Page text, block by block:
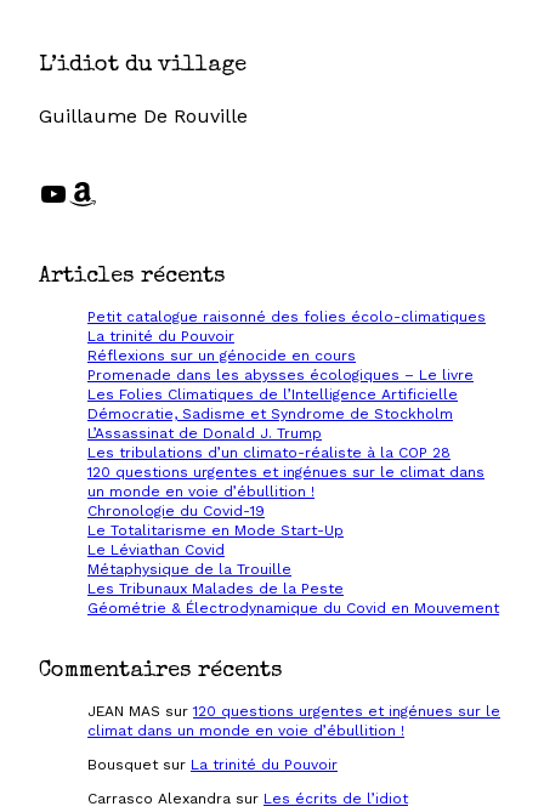
L’idiot du village
Guillaume De Rouville
YouTube Amazon
Articles récents
Petit catalogue raisonné des folies écolo-climatiques
La trinité du Pouvoir
Réflexions sur un génocide en cours
Promenade dans les abysses écologiques – Le livre
Les Folies Climatiques de l’Intelligence Artificielle
Démocratie, Sadisme et Syndrome de Stockholm
L’Assassinat de Donald J. Trump
Les tribulations d’un climato-réaliste à la COP 28
120 questions urgentes et ingénues sur le climat dans
un monde en voie d’ébullition !
Chronologie du Covid-19
Le Totalitarisme en Mode Start-Up
Le Léviathan Covid
Métaphysique de la Trouille
Les Tribunaux Malades de la Peste
Géométrie & Électrodynamique du Covid en Mouvement
Commentaires récents
JEAN MAS sur120 questions urgentes et ingénues sur le
climat dans un monde en voie d’ébullition !
Bousquetsur La trinité du Pouvoir
Carrasco Alexandra sur Les écrits de l’idiot